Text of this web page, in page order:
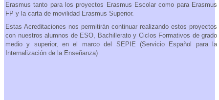
Erasmus tanto para los proyectos Erasmus Escolar como para Erasmus
FP y la carta de movilidad Erasmus Superior.
Estas Acreditaciones nos permitirán continuar realizando estos proyectos
con nuestros alumnos de ESO, Bachillerato y Ciclos Formativos de grado
medio y superior, en el marco del SEPIE (Servicio Español para la
Internalización de la Enseñanza)